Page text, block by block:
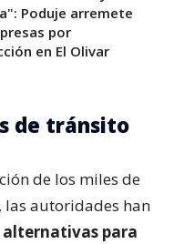
Poduje arremete
por
en El Olivar
de tránsito
de los miles de
autoridades han
para